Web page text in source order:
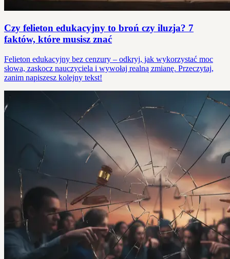
Czy felieton edukacyjny to broń czy iluzja? 7
faktów, które musisz znać
Felieton edukacyjny bez cenzury – odkryj, jak wykorzystać moc
słowa, zaskocz nauczyciela i wywołaj realną zmianę. Przeczytaj,
zanim napiszesz kolejny tekst!